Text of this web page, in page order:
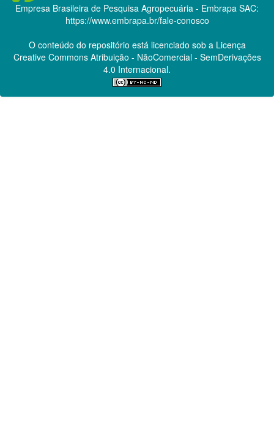
Empresa Brasileira de Pesquisa Agropecuária - Embrapa SAC:
https://www.embrapa.br/fale-conosco
O conteúdo do repositório está licenciado sob a Licença
Creative CommonsAtribuição - NãoComercial - SemDerivações
4.0 Internacional.